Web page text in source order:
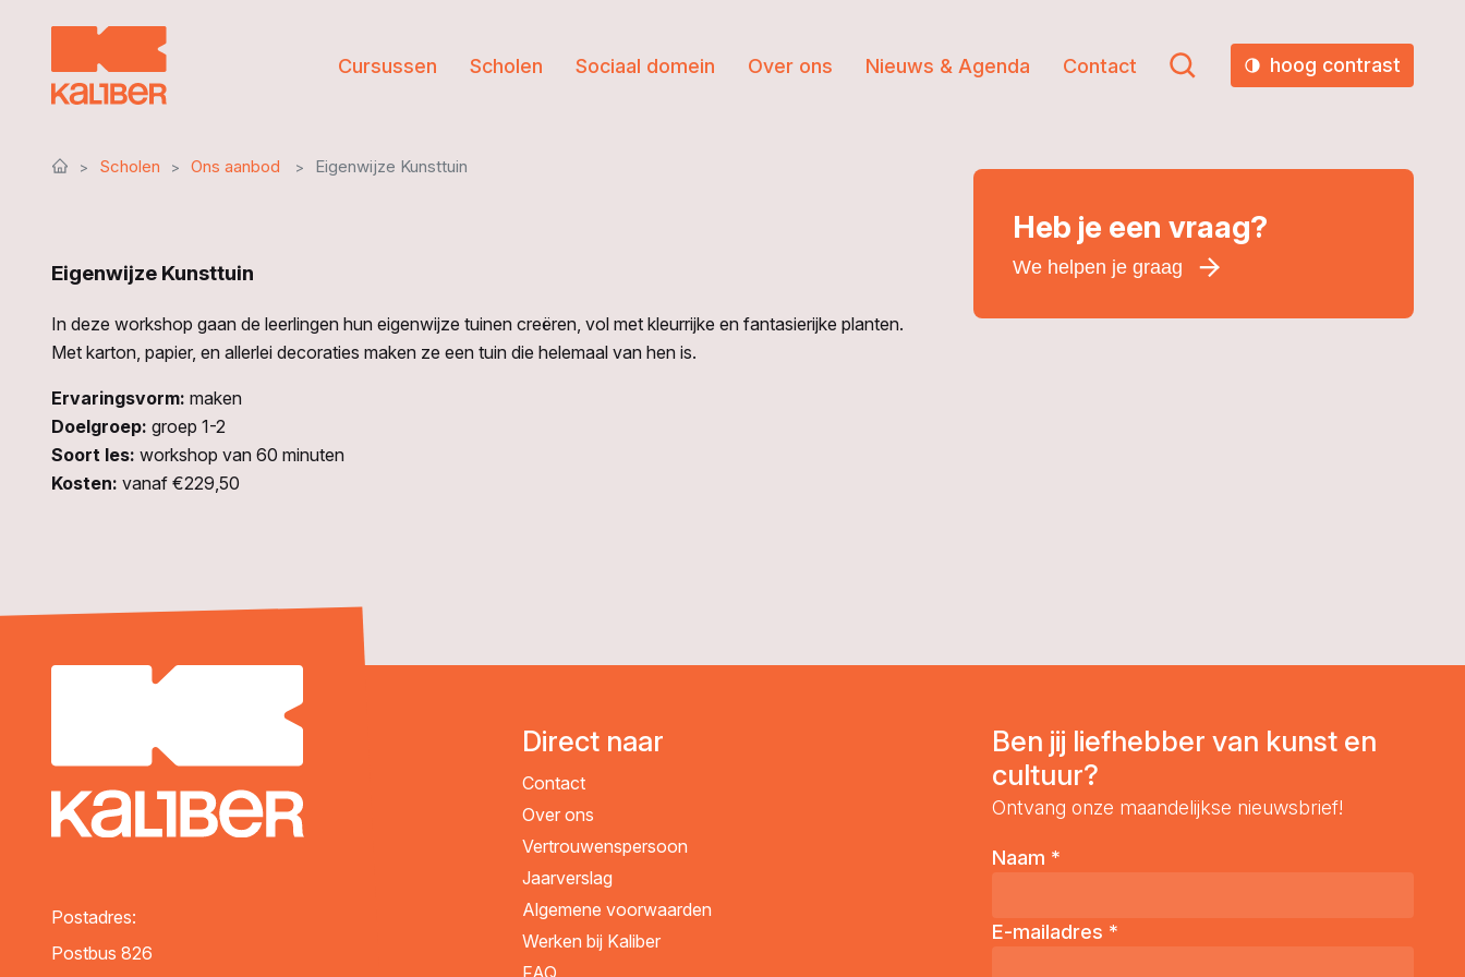
Cursussen Scholen Sociaal domein Over ons Nieuws & Agenda Contact hoog contrast
Scholen Ons aanbod Eigenwijze Kunsttuin
Eigenwijze Kunsttuin
In deze workshop gaan de leerlingen hun eigenwijze tuinen creëren, vol met kleurrijke en fantasierijke planten.
Met karton, papier, en allerlei decoraties maken ze een tuin die helemaal van hen is.
Ervaringsvorm: maken
Doelgroep: groep 1-2
Soort les: workshop van 60 minuten
Kosten: vanaf €229,50
Heb je een vraag?
We helpen je graag
Bericht*
Postadres:
Postbus 826
Direct naar
Contact
Over ons
Vertrouwenspersoon
Jaarverslag
Algemene voorwaarden
Werken bij Kaliber
Ben jij liefhebber van kunst en
cultuur?
Ontvang onze maandelijkse nieuwsbrief!
Naam *
E-mailadres *